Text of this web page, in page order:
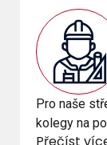
Pro naše
kolegy na
Pro naše
kolegy na